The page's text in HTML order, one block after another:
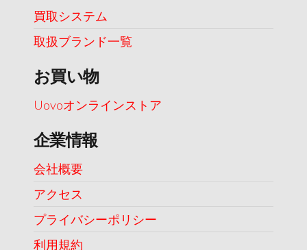
買取システム
取扱ブランド一覧
お買い物
Uovoオンラインストア
企業情報
会社概要
アクセス
プライバシーポリシー
利用規約